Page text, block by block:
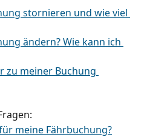
stornieren und wie viel
ändern? Wie kann ich
zu meiner Buchung
meine Fährbuchung?